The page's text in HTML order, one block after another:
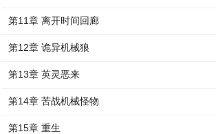
第11章 离开时间回廊
第12章 诡异机械狼
第13章 英灵恶来
第14章 苦战机械怪物
第15章 重生